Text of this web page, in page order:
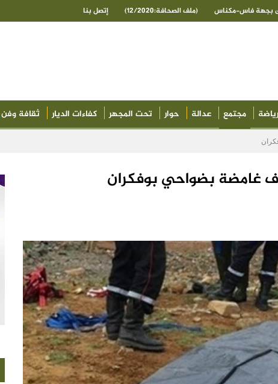
بجهة فاس-مكناس (ملف الصحافة:12/2020) إتصل بنا
رياضة مجتمع عدالة حوار تحت المجهر كفاءات الديار ثقافة وفن
بضواحي بوفكران